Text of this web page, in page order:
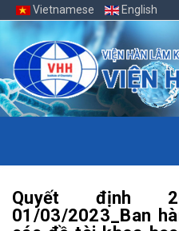
Vietnamese English
Quyết định
01/03/2023_Ban